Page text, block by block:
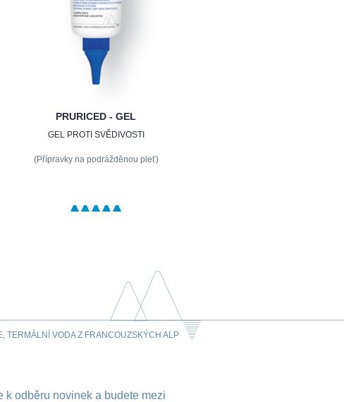
PRURICED - GEL
GEL PROTI SVĚDIVOSTI
(Přípravky na podrážděnou pleť)
TERMÁLNÍ VODA Z FRANCOUZSKÝCH ALP
k odběru novinek a budete mezi